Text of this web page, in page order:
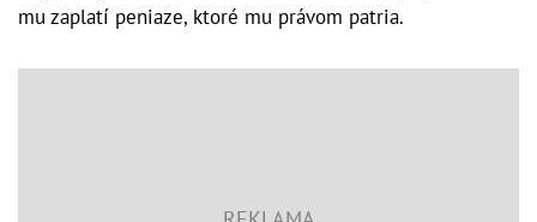
mu zaplatí peniaze, ktoré mu právom patria.